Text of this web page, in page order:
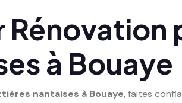
à Bouaye
nantaises à Bouaye, faites